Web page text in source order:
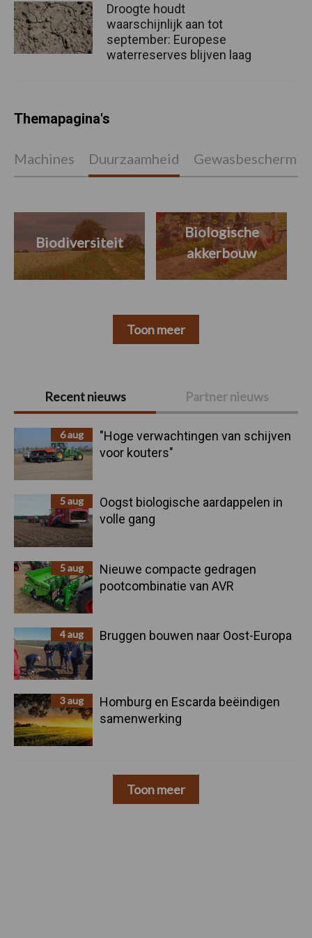
Primaire
Sidebar
Recent nieuws Partner nieuws
6 aug
"Hoge verwachtingen van schijven
voor kouters"
5 aug
Oogst biologische aardappelen in
volle gang
5 aug
Nieuwe compacte gedragen
pootcombinatie van AVR
4 aug Bruggen bouwen naar Oost-Europa
3 aug
Homburg en Escarda beëindigen
samenwerking
Toon meer
Droogte houdt
waarschijnlijk aan tot
september: Europese
waterreserves blijven laag
Themapagina's
Machines Duurzaamheid
Biodiversiteit
Biologische
akkerbouw
Toon meer